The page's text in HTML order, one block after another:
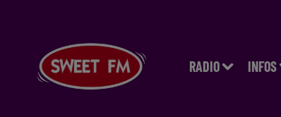
RADIO INFOS